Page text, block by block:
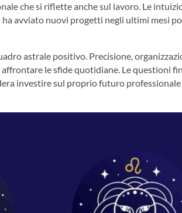
che si riflette anche sul lavoro. Le
avviato nuovi progetti negli ultimi mesi
astrale positivo. Precisione,
le sfide quotidiane. Le questioni
investire sul proprio futuro